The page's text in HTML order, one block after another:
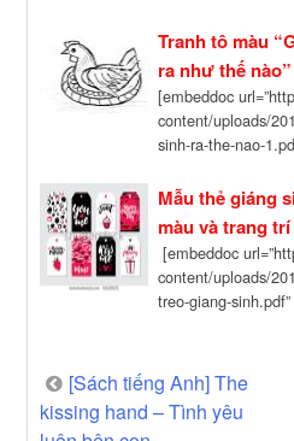
Tranh tô màu
ra như thế nào”
[embeddoc
content/uploads/
sinh-ra-the-nao-
Mẫu thẻ giáng
màu và trang trí
[embeddoc
content/uploads/
treo-giang-
Post
navigation
[Sách tiếng Anh] The
kissing hand – Tình yêu